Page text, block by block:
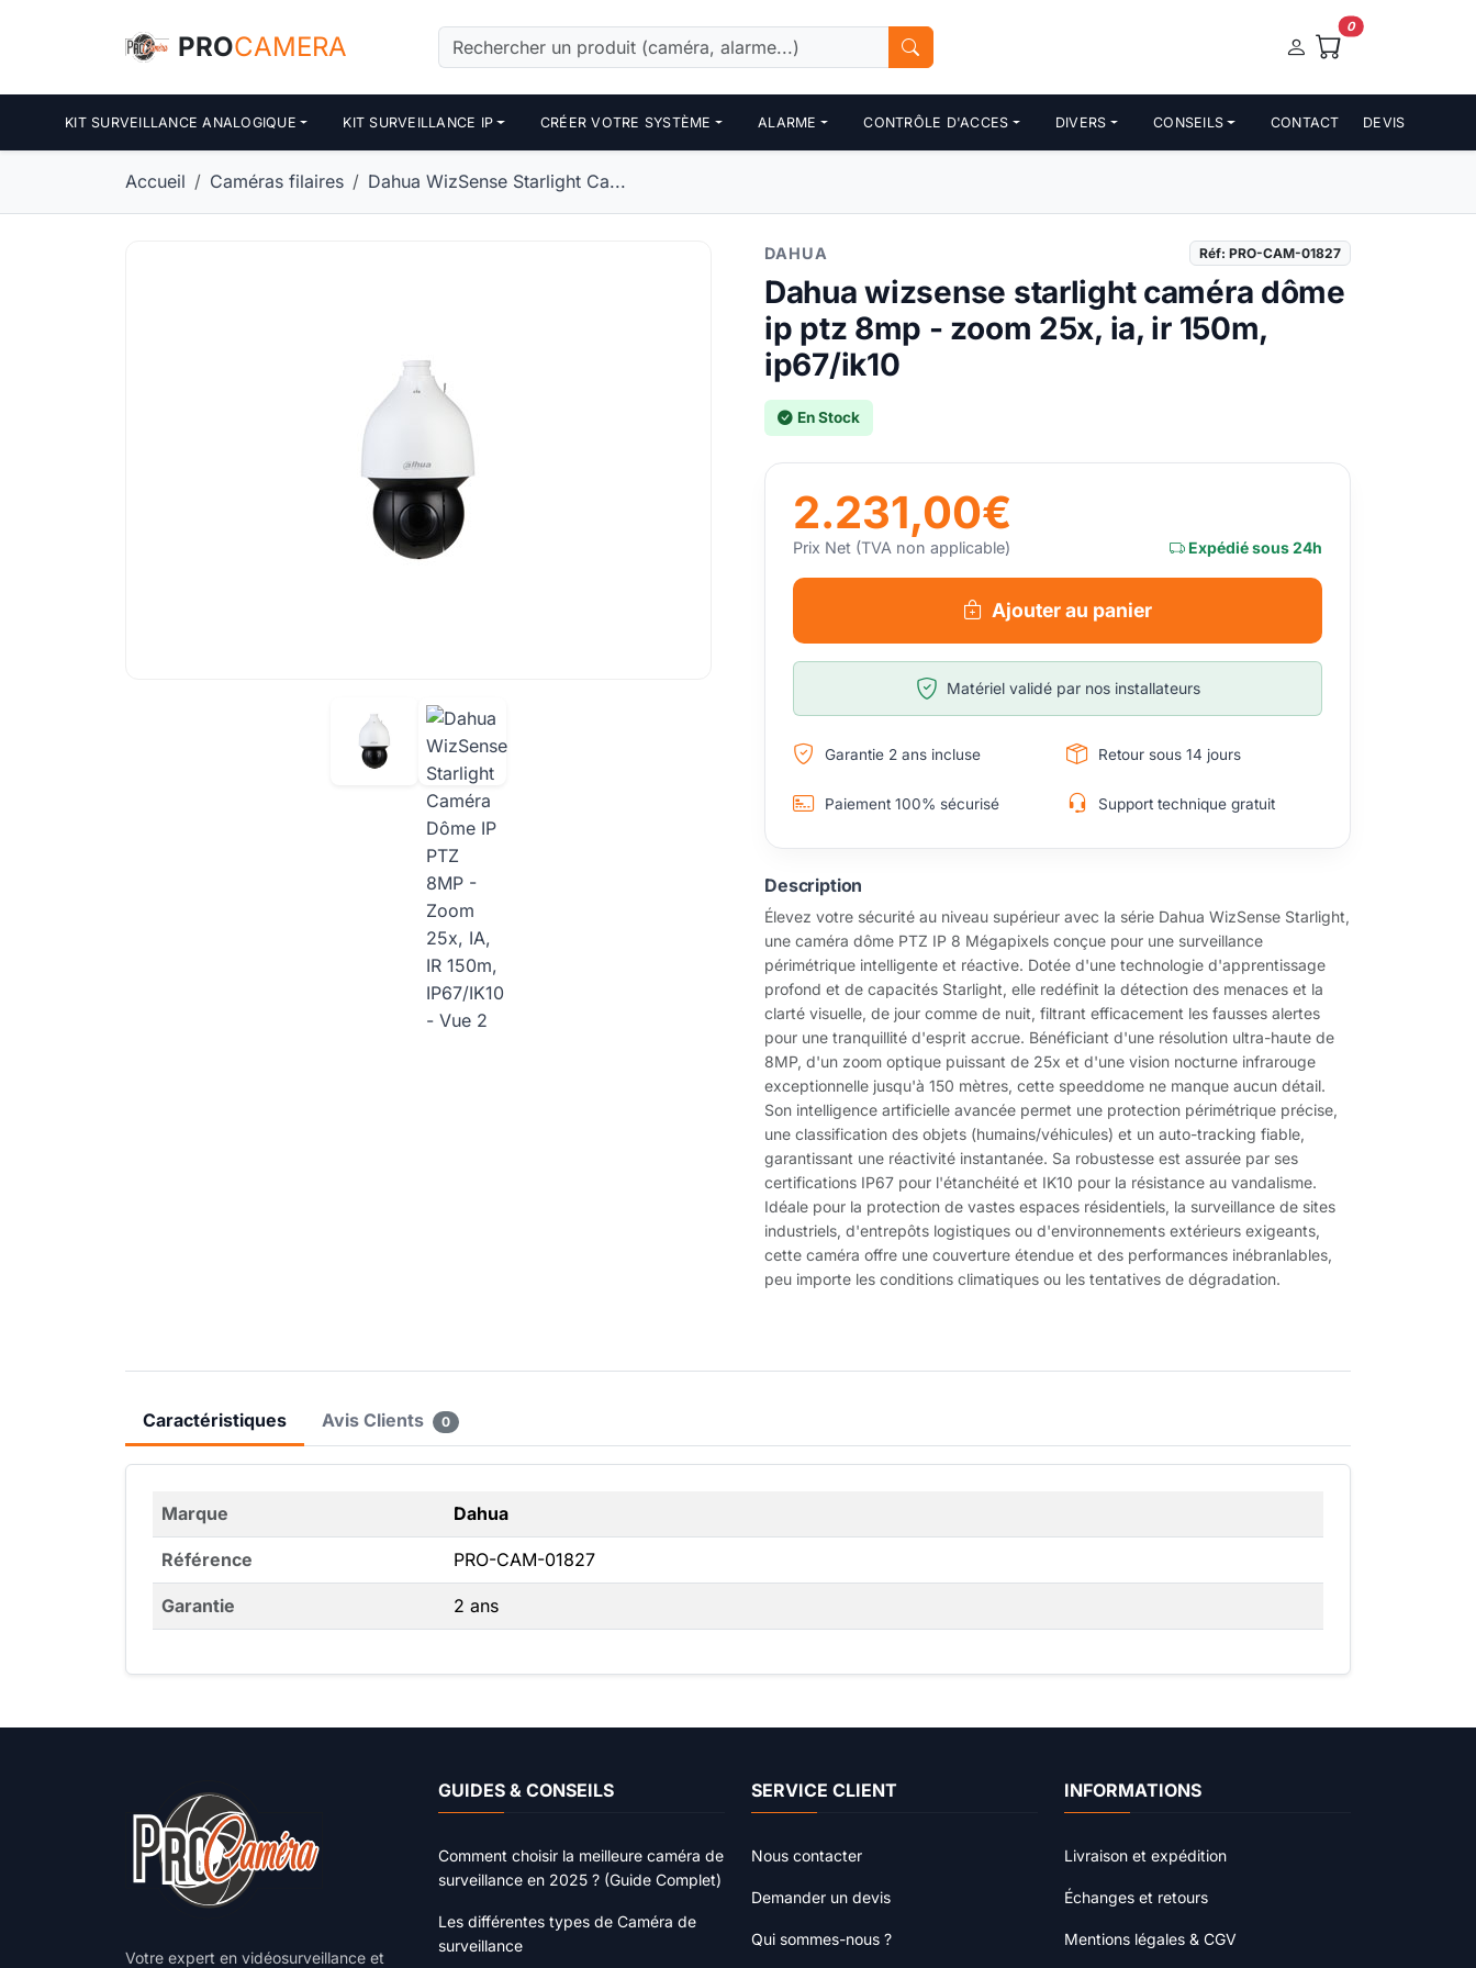
PROCAMERA
0
KIT SURVEILLANCE ANALOGIQUE KIT SURVEILLANCE IP CRÉER VOTRE SYSTÈME ALARME CONTRÔLE D'ACCES DIVERS CONSEILS CONTACT DEVIS
Accueil Caméras filaires Dahua WizSense Starlight Ca...
DAHUA Réf: PRO-CAM-01827
Dahua wizsense starlight caméra dôme
ip ptz 8mp - zoom 25x, ia, ir 150m,
ip67/ik10
En Stock
2.231,00€
Prix Net (TVA non applicable) Expédié sous 24h
Ajouter au panier
Matériel validé par nos installateurs
Garantie 2 ans incluse Retour sous 14 jours
Paiement 100% sécurisé Support technique gratuit
Description
Élevez votre sécurité au niveau supérieur avec la série Dahua WizSense Starlight,
une caméra dôme PTZ IP 8 Mégapixels conçue pour une surveillance
périmétrique intelligente et réactive. Dotée d'une technologie d'apprentissage
profond et de capacités Starlight, elle redéfinit la détection des menaces et la
clarté visuelle, de jour comme de nuit, filtrant efficacement les fausses alertes
pour une tranquillité d'esprit accrue. Bénéficiant d'une résolution ultra-haute de
8MP, d'un zoom optique puissant de 25x et d'une vision nocturne infrarouge
exceptionnelle jusqu'à 150 mètres, cette speeddome ne manque aucun détail.
Son intelligence artificielle avancée permet une protection périmétrique précise,
une classification des objets (humains/véhicules) et un auto-tracking fiable,
garantissant une réactivité instantanée. Sa robustesse est assurée par ses
certifications IP67 pour l'étanchéité et IK10 pour la résistance au vandalisme.
Idéale pour la protection de vastes espaces résidentiels, la surveillance de sites
industriels, d'entrepôts logistiques ou d'environnements extérieurs exigeants,
cette caméra offre une couverture étendue et des performances inébranlables,
peu importe les conditions climatiques ou les tentatives de dégradation.
Caractéristiques Avis Clients 0
Marque Dahua
Référence PRO-CAM-01827
Garantie 2 ans
Votre expert en vidéosurveillance et
GUIDES & CONSEILS
Comment choisir la meilleure caméra de
surveillance en 2025 ? (Guide Complet)
Les différentes types de Caméra de
surveillance
SERVICE CLIENT
Nous contacter
Demander un devis
Qui sommes-nous ?
INFORMATIONS
Livraison et expédition
Échanges et retours
Mentions légales & CGV